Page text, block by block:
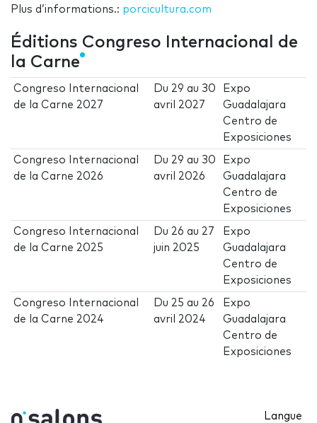
Plus d’informations.: porcicultura.com
Éditions Congreso Internacional de
la Carne
Congreso Internacional
de la Carne 2027
Du 29 au 30
avril 2027
Expo
Guadalajara
Centro de
Exposiciones
Congreso Internacional
de la Carne 2026
Du 29 au 30
avril 2026
Expo
Guadalajara
Centro de
Exposiciones
Congreso Internacional
de la Carne 2025
Du 26 au 27
juin 2025
Expo
Guadalajara
Centro de
Exposiciones
Congreso Internacional
de la Carne 2024
Du 25 au 26
avril 2024
Expo
Guadalajara
Centro de
Exposiciones
Langue